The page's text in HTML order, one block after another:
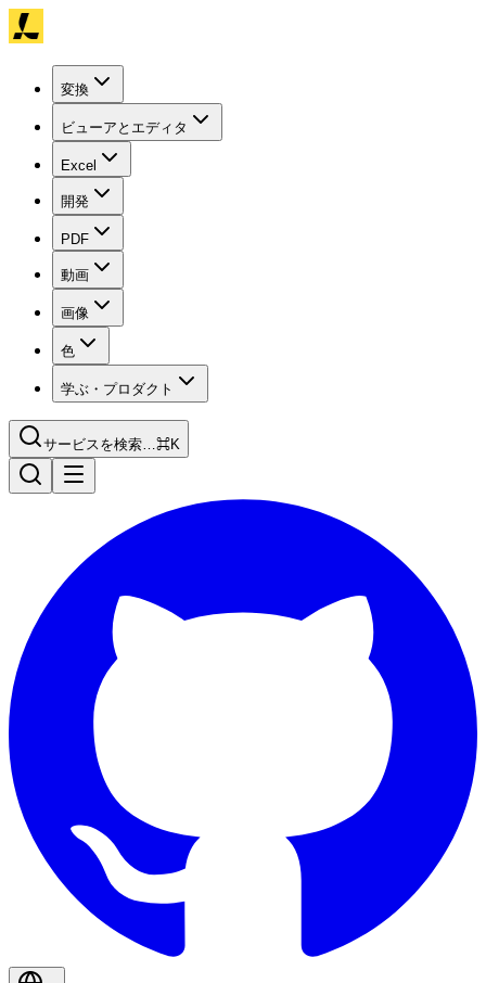
変換
ビューアとエディタ
Excel
開発
PDF
動画
画像
色
学ぶ・プロダクト
サービスを検索…⌘K